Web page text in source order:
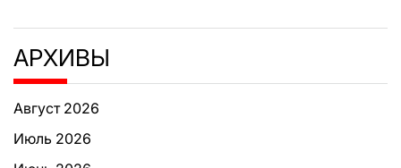
АРХИВЫ
Август 2026
Июль 2026